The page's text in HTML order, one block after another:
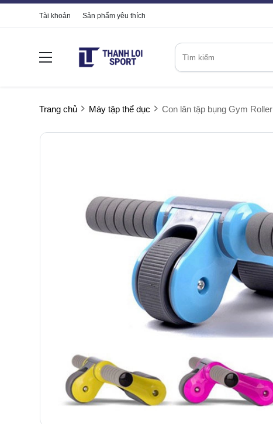
Tài khoản Sản phẩm yêu thích
Trang chủ Máy tập thể dục Con lăn tập bụng Gym Roller